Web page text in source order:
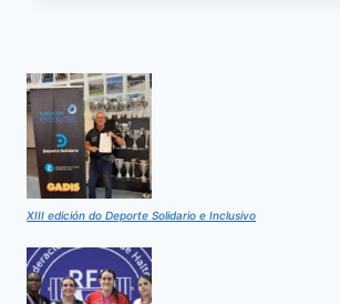
DE
HALTEROFILIA
XIII edición do Deporte Solidario e Inclusivo